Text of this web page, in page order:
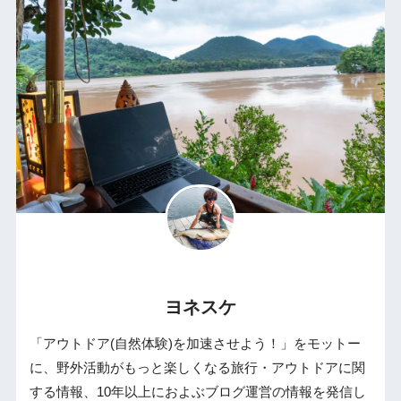
ヨネスケ
「アウトドア(自然体験)を加速させよう！」をモットー
に、野外活動がもっと楽しくなる旅行・アウトドアに関
する情報、10年以上におよぶブログ運営の情報を発信し